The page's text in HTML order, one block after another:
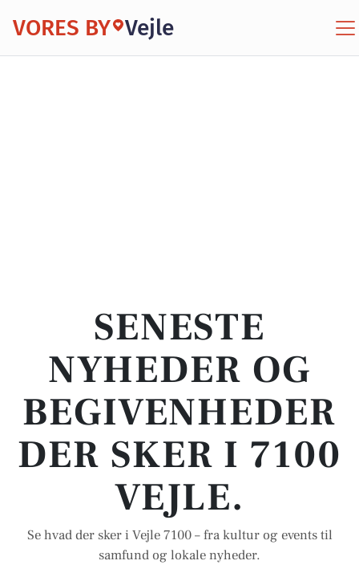
VORES BY Vejle
SENESTE
NYHEDER OG
BEGIVENHEDER
DER SKER I 7100
VEJLE.
Se hvad der sker i Vejle 7100 – fra kultur og events til
samfund og lokale nyheder.